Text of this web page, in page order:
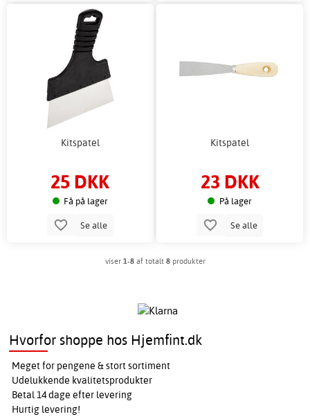
Kitspatel
25 DKK
Få på lager
Se alle
Kitspatel
23 DKK
På lager
Se alle
viser 1-8af totalt 8produkter
Hvorfor shoppe hos Hjemfint.dk
Meget for pengene & stort sortiment
Udelukkende kvalitetsprodukter
Betal 14 dage efter levering
Hurtig levering!